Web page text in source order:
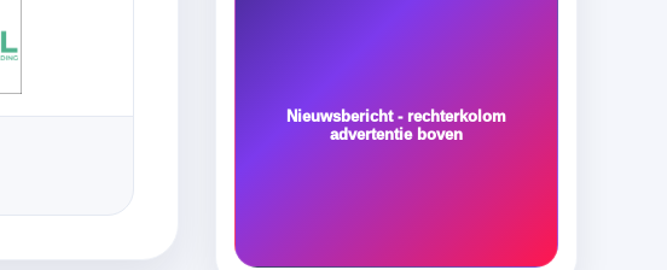
Nieuwsbericht - rechterkolom
advertentie boven